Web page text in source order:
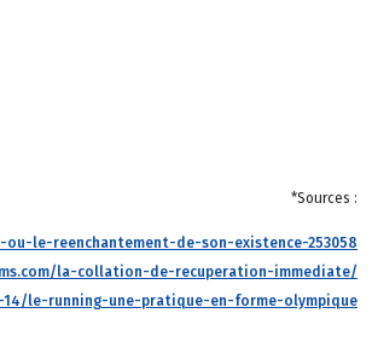
*Sources :
le-reenchantement-de-son-existence-253058
la-collation-de-recuperation-immediate/
le-running-une-pratique-en-forme-olympique